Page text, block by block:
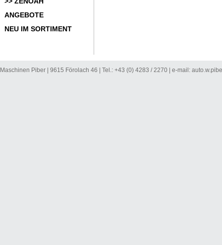
ANGEBOTE
NEU IM SORTIMENT
Maschinen Piber | 9615 Förolach 46 | Tel.: +43 (0) 4283 / 2270 | e-mail: